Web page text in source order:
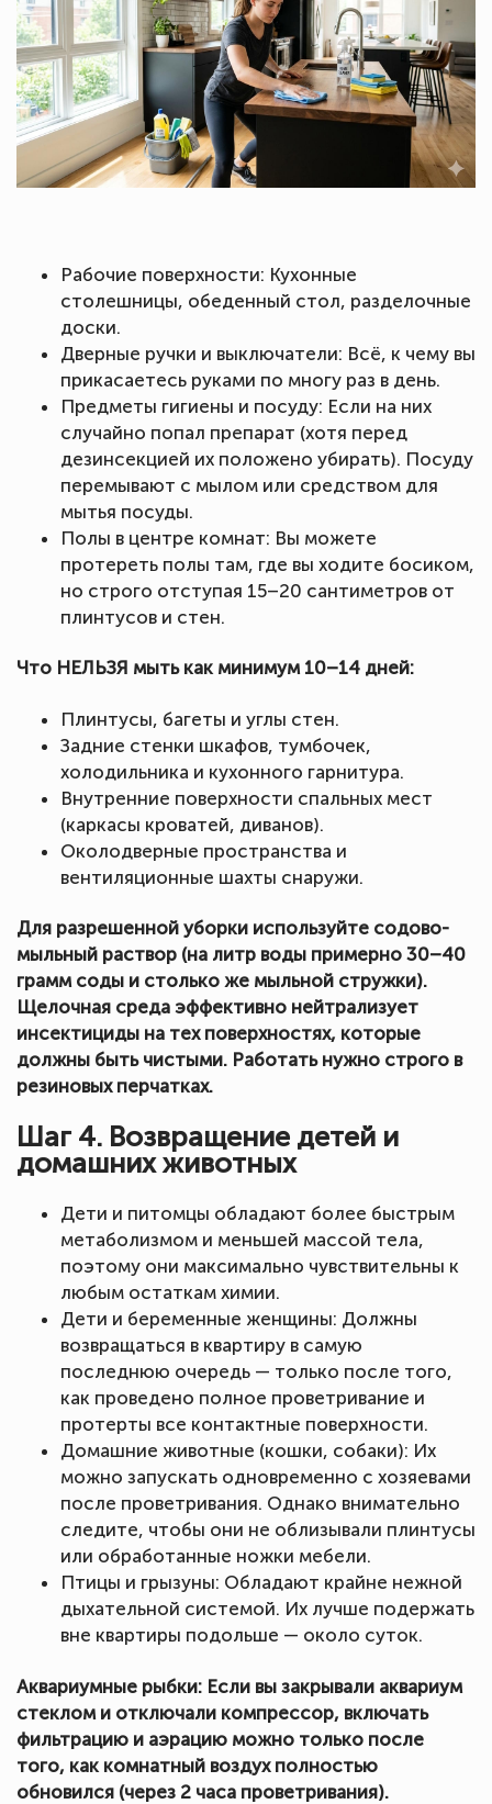
Рабочие поверхности: Кухонные
столешницы, обеденный стол, разделочные
доски.
Дверные ручки и выключатели: Всё, к чему вы
прикасаетесь руками по многу раз в день.
Предметы гигиены и посуду: Если на них
случайно попал препарат (хотя перед
дезинсекцией их положено убирать). Посуду
перемывают с мылом или средством для
мытья посуды.
Полы в центре комнат: Вы можете
протереть полы там, где вы ходите босиком,
но строго отступая 15–20 сантиметров от
плинтусов и стен.
Что НЕЛЬЗЯ мыть как минимум 10–14 дней:
Плинтусы, багеты и углы стен.
Задние стенки шкафов, тумбочек,
холодильника и кухонного гарнитура.
Внутренние поверхности спальных мест
(каркасы кроватей, диванов).
Околодверные пространства и
вентиляционные шахты снаружи.
Для разрешенной уборки используйте содово-
мыльный раствор (на литр воды примерно 30–40
грамм соды и столько же мыльной стружки).
Щелочная среда эффективно нейтрализует
инсектициды на тех поверхностях, которые
должны быть чистыми. Работать нужно строго в
резиновых перчатках.
Шаг 4. Возвращение детей и
домашних животных
Дети и питомцы обладают более быстрым
метаболизмом и меньшей массой тела,
поэтому они максимально чувствительны к
любым остаткам химии.
Дети и беременные женщины: Должны
возвращаться в квартиру в самую
последнюю очередь — только после того,
как проведено полное проветривание и
протерты все контактные поверхности.
Домашние животные (кошки, собаки): Их
можно запускать одновременно с хозяевами
после проветривания. Однако внимательно
следите, чтобы они не облизывали плинтусы
или обработанные ножки мебели.
Птицы и грызуны: Обладают крайне нежной
дыхательной системой. Их лучше подержать
вне квартиры подольше — около суток.
Аквариумные рыбки: Если вы закрывали аквариум
стеклом и отключали компрессор, включать
фильтрацию и аэрацию можно только после
того, как комнатный воздух полностью
обновился (через 2 часа проветривания).